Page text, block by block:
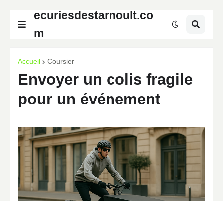
ecuriesdestarnoult.co
m
Accueil Coursier
Envoyer un colis fragile
pour un événement